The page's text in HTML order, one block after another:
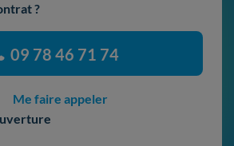
?
09 78 46 71 74
Me faire appeler